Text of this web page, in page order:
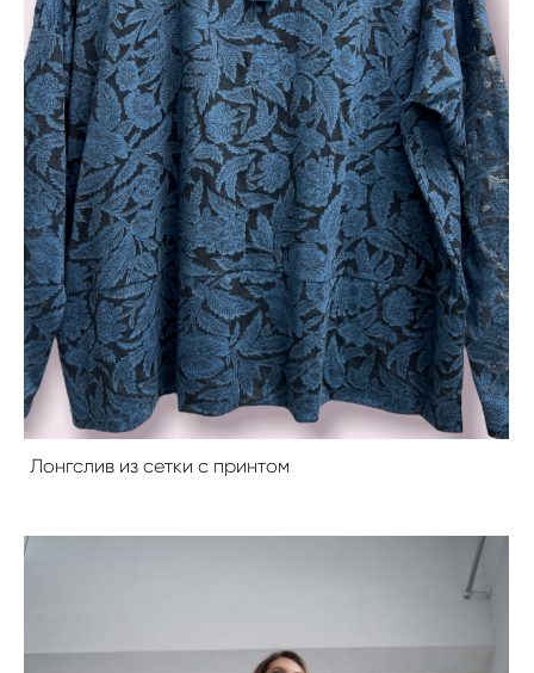
Лонгслив из сетки с принтом